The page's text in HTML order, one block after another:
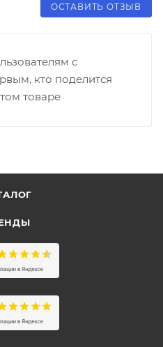
ОСТАВИТЬ ОТЗЫВ
с
кто поделится
товаре